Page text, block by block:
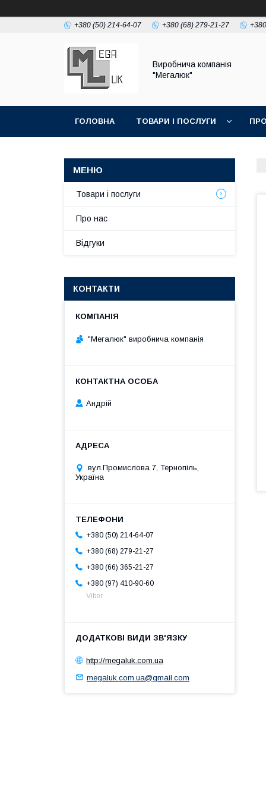
+380 (50) 214-64-07 +380 (68) 279-21-27
Виробнича компанія
"Мегалюк"
ГОЛОВНА ТОВАРИ І ПОСЛУГИ
Товари і послуги
Про нас
Відгуки
КОНТАКТИ
"Мегалюк" виробнича компанія
Андрій
вул.Промислова 7, Тернопіль,
Україна
+380 (50) 214-64-07
+380 (68) 279-21-27
+380 (66) 365-21-27
+380 (97) 410-90-60
Viber
http://megaluk.com.ua
megaluk.com.ua@gmail.com